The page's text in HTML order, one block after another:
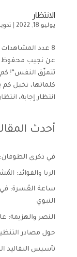
الانتظار
يوليو 18, 2022
8 عدد
عن نجيب محفوظ
تتمزّق النفس”!
كلماتها، تخيل كم
انتظار إجابة،
أحدث
في ذكرى الطوفان:
الربا والفوائد:
ساعة العُسرة: في
النبوي
النصر والهزيمة:
حول مصادر
تأسيس التقاليد